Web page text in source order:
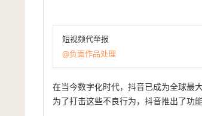
短视频代举报
@负面作品处理
在当今数字化时代，抖音已成为全球最
为了打击这些不良行为，抖音推出了功